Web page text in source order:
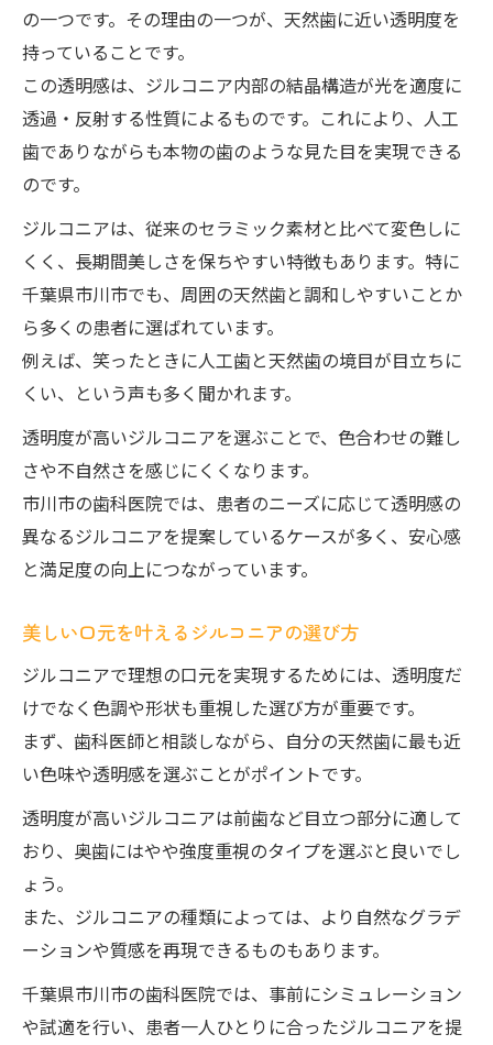
の一つです。その理由の一つが、天然歯に近い透明度を
持っていることです。
この透明感は、ジルコニア内部の結晶構造が光を適度に
透過・反射する性質によるものです。これにより、人工
歯でありながらも本物の歯のような見た目を実現できる
のです。
ジルコニアは、従来のセラミック素材と比べて変色しに
くく、長期間美しさを保ちやすい特徴もあります。特に
千葉県市川市でも、周囲の天然歯と調和しやすいことか
ら多くの患者に選ばれています。
例えば、笑ったときに人工歯と天然歯の境目が目立ちに
くい、という声も多く聞かれます。
透明度が高いジルコニアを選ぶことで、色合わせの難し
さや不自然さを感じにくくなります。
市川市の歯科医院では、患者のニーズに応じて透明感の
異なるジルコニアを提案しているケースが多く、安心感
と満足度の向上につながっています。
美しい口元を叶えるジルコニアの選び方
ジルコニアで理想の口元を実現するためには、透明度だ
けでなく色調や形状も重視した選び方が重要です。
まず、歯科医師と相談しながら、自分の天然歯に最も近
い色味や透明感を選ぶことがポイントです。
透明度が高いジルコニアは前歯など目立つ部分に適して
おり、奥歯にはやや強度重視のタイプを選ぶと良いでし
ょう。
また、ジルコニアの種類によっては、より自然なグラデ
ーションや質感を再現できるものもあります。
千葉県市川市の歯科医院では、事前にシミュレーション
や試適を行い、患者一人ひとりに合ったジルコニアを提